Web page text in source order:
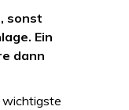
sonst
Ein
dann